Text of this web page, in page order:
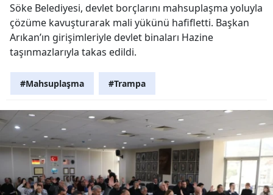
Söke Belediyesi, devlet borçlarını mahsuplaşma yoluyla
çözüme kavuşturarak mali yükünü hafifletti. Başkan
Arıkan’ın girişimleriyle devlet binaları Hazine
taşınmazlarıyla takas edildi.
#Mahsuplaşma #Trampa